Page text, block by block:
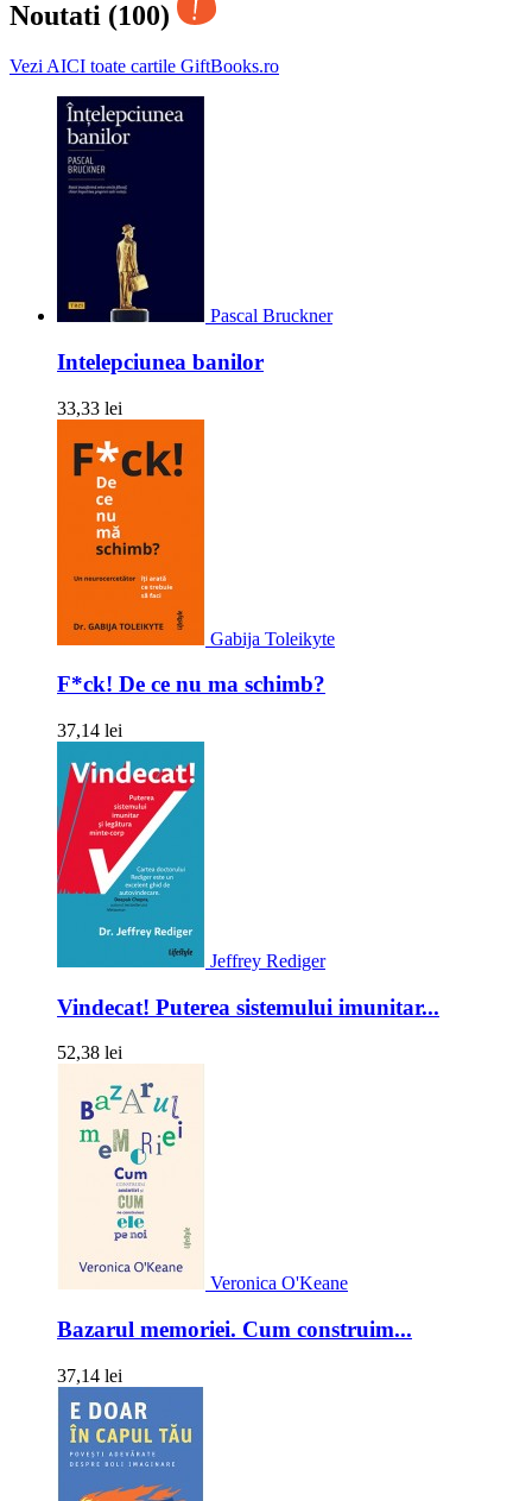
Noutati (100)
Vezi AICI toate cartile GiftBooks.ro
Pascal Bruckner
Intelepciunea banilor
33,33 lei
Gabija Toleikyte
F*ck! De ce nu ma schimb?
37,14 lei
Jeffrey Rediger
Vindecat! Puterea sistemului imunitar...
52,38 lei
Veronica O'Keane
Bazarul memoriei. Cum construim...
37,14 lei